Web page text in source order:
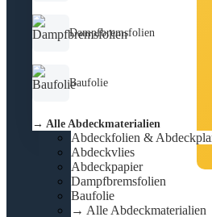
Dampfbremsfolien
Baufolie
→ Alle Abdeckmaterialien
Abdeckfolien &
Abdeckvlies
Abdeckpapier
Dampfbremsfolien
Baufolie
→ Alle Abdeckmaterialien